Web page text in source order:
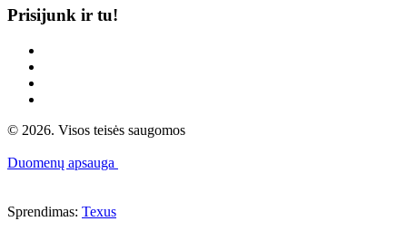
Prisijunk ir tu!
© 2026. Visos teisės saugomos
Duomenų apsauga
Sprendimas: Texus